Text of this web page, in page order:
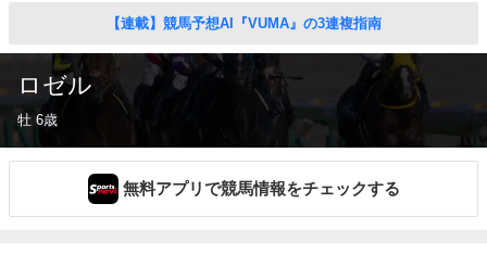
【連載】競馬予想AI『VUMA』の3連複指南
ロゼル
牡 6歳
無料アプリで競馬情報をチェックする